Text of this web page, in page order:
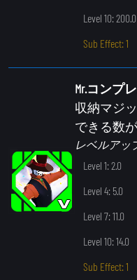
Level 10: 200.0
Sub Effect: 1
Mr.コンプ
収納マジ
できる数
レベルアッ
Level 1: 2.0
Level 4: 5.0
Level 7: 11.0
Level 10: 14.0
Sub Effect: 1